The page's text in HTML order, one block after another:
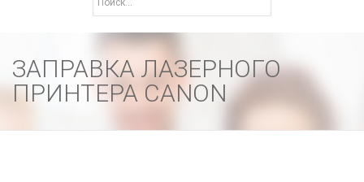
ЗАПРАВКА ЛАЗЕРНОГО
ПРИНТЕРА CANON